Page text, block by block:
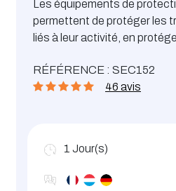
Les équipements de
permettent de protéger les
liés à leur activité, en
formation, le stagiaire sera
De reconnaître les
les dangers dont ils
De maîtriser les
D’assurer un entretien
RÉFÉRENCE : SEC152
46 avis
1 Jour(s)